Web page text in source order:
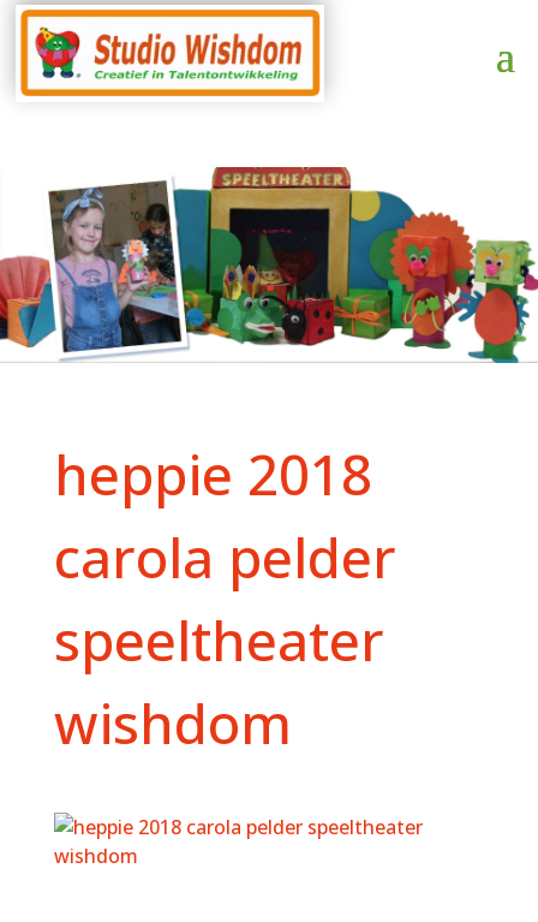
heppie 2018
carola pelder
speeltheater
wishdom